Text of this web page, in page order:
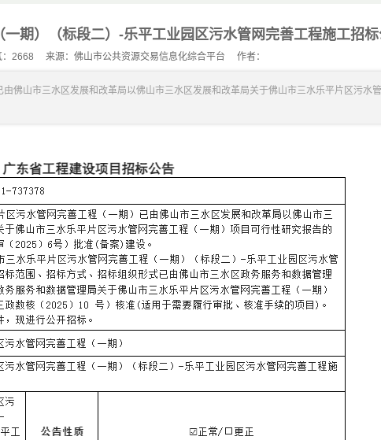
期）（标段二）-乐平工业园区污水管网完善工程施工招
2668 来源：佛山市公共资源交易信息化综合平台 作者：
佛山市三水区发展和改革局以佛山市三水区发展和改革局关于佛山市三水乐平片区污水管